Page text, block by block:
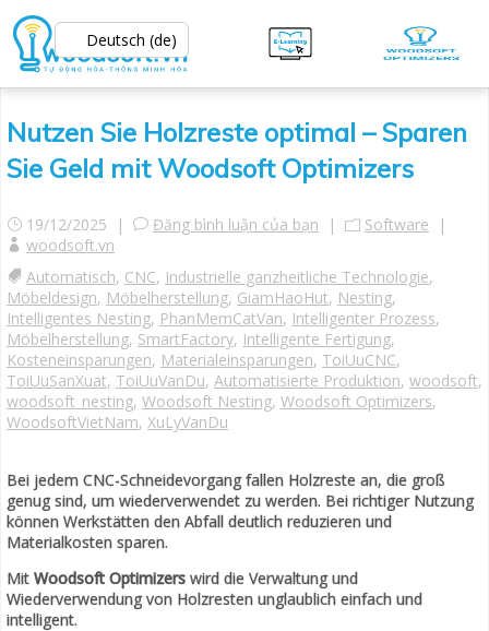
Nutzen Sie Holzreste optimal – Sparen
Sie Geld mit Woodsoft Optimizers
19/12/2025 | Đăng bình luận của bạn | Software |
woodsoft.vn
Automatisch, CNC, Industrielle ganzheitliche Technologie,
Möbeldesign, Möbelherstellung, GiamHaoHut, Nesting,
Intelligentes Nesting, PhanMemCatVan, Intelligenter Prozess,
Möbelherstellung, SmartFactory, Intelligente Fertigung,
Kosteneinsparungen, Materialeinsparungen, ToiUuCNC,
ToiUuSanXuat, ToiUuVanDu, Automatisierte Produktion, woodsoft,
woodsoft_nesting, Woodsoft Nesting, Woodsoft Optimizers,
WoodsoftVietNam, XuLyVanDu
Bei jedem CNC-Schneidevorgang fallen Holzreste an, die groß
genug sind, um wiederverwendet zu werden. Bei richtiger Nutzung
können Werkstätten den Abfall deutlich reduzieren und
Materialkosten sparen.
Mit Woodsoft Optimizers wird die Verwaltung und
Wiederverwendung von Holzresten unglaublich einfach und
intelligent.
Deutsch (de)